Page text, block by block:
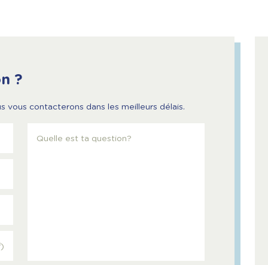
?
vous contacterons dans les meilleurs délais.